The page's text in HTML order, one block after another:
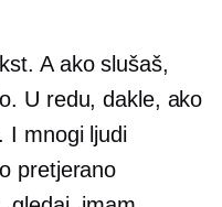
A ako slušaš,
U redu, dakle, ako
I mnogi ljudi
pretjerano